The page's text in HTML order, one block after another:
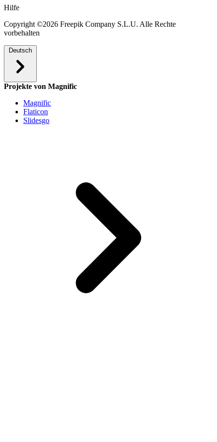
Hilfe
Copyright ©2026 Freepik Company S.L.U. Alle Rechte
vorbehalten
Deutsch
Projekte von Magnific
Magnific
Flaticon
Slidesgo